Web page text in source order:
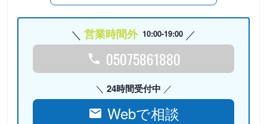
営業時間外 10:00-19:00
05075861880
24時間受付中
Webで相談